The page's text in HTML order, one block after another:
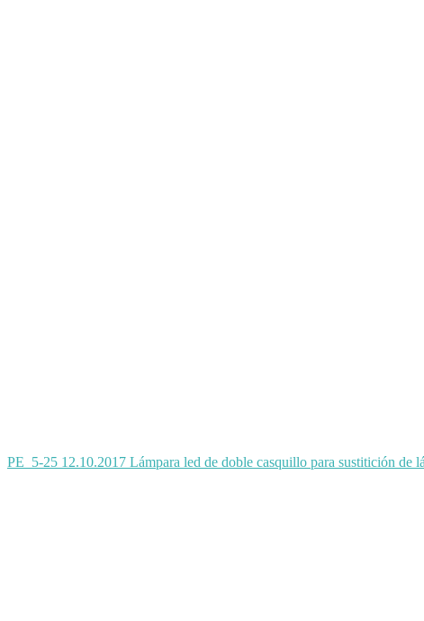
PE_5-25 12.10.2017 Lámpara led de doble casquillo para sustitición de